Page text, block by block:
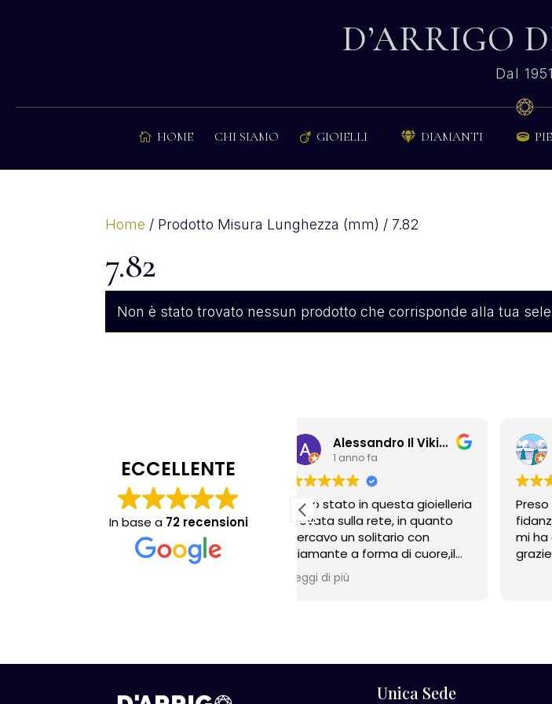
D’ARRIGO
Dal 1951
 HOME CHI SIAMO  GIOIELLI  DIAMANTI 
Home / Prodotto Misura Lunghezza (mm) / 7.82
7.82
Non è stato trovato nessun prodotto che corrisponde alla tua
ECCELLENTE
In base a 72 recensioni
Alessandro Il Vikingo
1 anno fa
Sono stato in questa gioielleria
trovata sulla rete, in quanto
cercavo un solitario con
diamante a forma di cuore,il
proprietario è stato davvero
molto cortese e disponibile
tornerò. Grazie!
andrea
1 anno fa
Preso due anelli
fidanzamento, il
mi ha
grazie davvero
Unica Sede